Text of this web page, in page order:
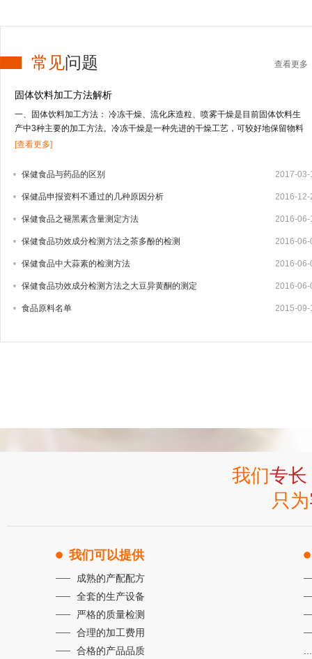
常见问题 查看更多
固体饮料加工方法解析
一、固体饮料加工方法： 冷冻干燥、流化床造粒、喷雾干燥是目前固体饮料生
产中3种主要的加工方法。冷冻干燥是一种先进的干燥工艺，可较好地保留物料
的营养及风味成分，但投资高，应用受到限制；流化床造粒适合于低果汁或不含
热温度低、时间短，能较好地保留物料的营养及风味成分。固体饮料的其它加工
结成固体的冰，在真空条件下，使水直接升华变成水蒸汽逸出，从而把水从物料
法生产固体饮料还很少，只有少部分附加值较高的产品如速溶茶粉、咖啡粉中应
用。2、流化床造粒 造粒技术有湿法造粒、干法造粒、快速搅拌制粒技术以及流
干燥等3个步骤在密闭容器内一次完成的新型制粒技术，可大大减少辅料量，制
出的颗粒大小均匀，效果好。1959年，美国威斯康星州的Wurster博士首先提出
于20世纪80年代相...
[查看更多]
保健食品与药品的区别 2017-03-
保健品申报资料不通过的几种原因分析 2016-12-
保健食品之褪黑素含量测定方法 2016-06-
保健食品功效成分检测方法之茶多酚的检测 2016-06-
保健食品中大蒜素的检测方法 2016-06-
保健食品功效成分检测方法之大豆异黄酮的测定 2016-06-
食品原料名单 2015-09-
我们专长
只为
我们可以提供
成熟的产配配方
全套的生产设备
严格的质量检测
合理的加工费用
合格的产品品质